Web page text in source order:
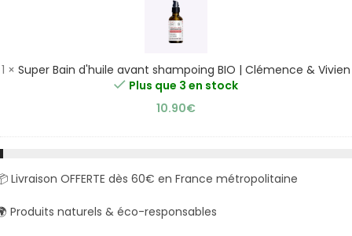
d'huile
avant
shampoing
|
&
1 × Super Bain d'huile avant shampoing BIO | Clémence & Vivien
Plus que 3 en stock
10.90€
Livraison OFFERTE dès 60€ en France métropolitaine
Produits naturels & éco-responsables